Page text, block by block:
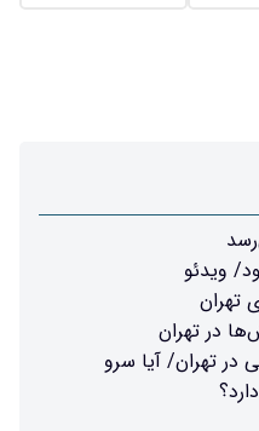
ویدئو
در تهران
در تهران/ آیا سرو